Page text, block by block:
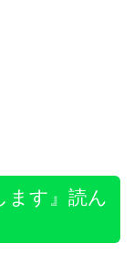
ます』読ん